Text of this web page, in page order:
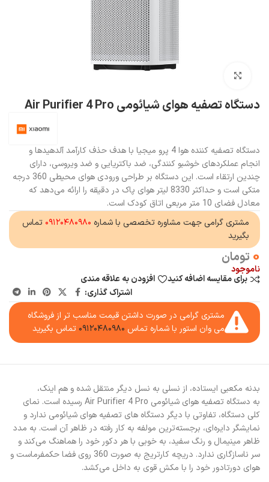
دستگاه تصفیه هوای شیائومی Air Purifier 4 Pro
دستگاه تصفیه کننده هوا 4 پرو میجیا با هدف حذف کارآمد آلدهیدها و
انجام عملکردهای خوشبو کنندگی، ضد باکتریایی و ضد ویروسی، دارای
چندین ارتقاء است. این دستگاه بر طراحی ورودی هوای محیطی 360 درجه
متکی است و حداکثر 8330 لیتر هوای پاک در دقیقه را ارائه می‌دهد که
معادل فضای 10 متر مربعی اتاق کودک است.
مشتری گرامی جهت مشاوره تخصصی با شماره ۰۹۱۲۰۴۸۰۹۸۰ تماس
بگیرید
0 تومان
ناموجود
برای مقایسه اضافه کنید
افزودن به علاقه مندی
اشتراک گذاری:
مشتری گرامی در صورت داشتن قیمت مناسب تر از فروشگاه
می وان استور با شماره تماس ۰۹۱۲۰۴۸۰۹۸۰ تماس بگیرید
بدنه مکعبی ایستاده، از نسلی به نسل دیگر منتقل شده و هم اینک،
به دستگاه تصفیه هوای شیائومی Air Purifier 4 Pro رسیده است. نمای
کلی دستگاه، تفاوتی با دیگر دستگاه های تصفیه هوای شیائومی ندارد و
نمایشگر دایره‌ای، برجسته‌ترین مولفه به کار رفته در ظاهر آن است. به مدد
ظاهر مینیمال و رنگ سفید، به خوبی با هر دکور خود را هماهنگ می‌کند و
سر ناسازگاری ندارد. دریچه کارتریج به صورت 360 روی فضا حکمفرماست و
هوای دورتادور خود را با مکش قوی به داخل می‌کشد.